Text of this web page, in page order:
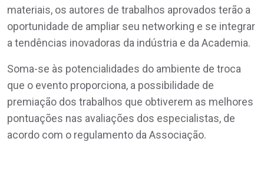
materiais, os autores de trabalhos aprovados terão a
oportunidade de ampliar seu networking e se integrar
a tendências inovadoras da indústria e da Academia.
Soma-se às potencialidades do ambiente de troca
que o evento proporciona, a possibilidade de
premiação dos trabalhos que obtiverem as melhores
pontuações nas avaliações dos especialistas, de
acordo com o regulamento da Associação.